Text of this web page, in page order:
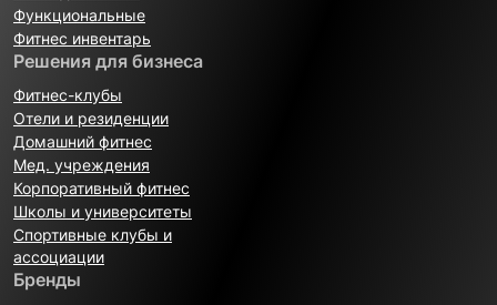
Функциональные
Фитнес инвентарь
Решения для бизнеса
Фитнес-клубы
Отели и резиденции
Домашний фитнес
Мед. учреждения
Корпоративный фитнес
Школы и университеты
Спортивные клубы и
ассоциации
Бренды